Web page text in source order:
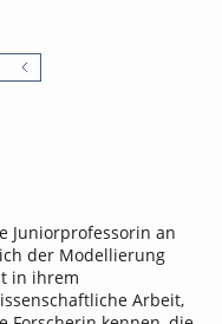
Juniorprofessorin an
der Modellierung
in ihrem
Arbeit,